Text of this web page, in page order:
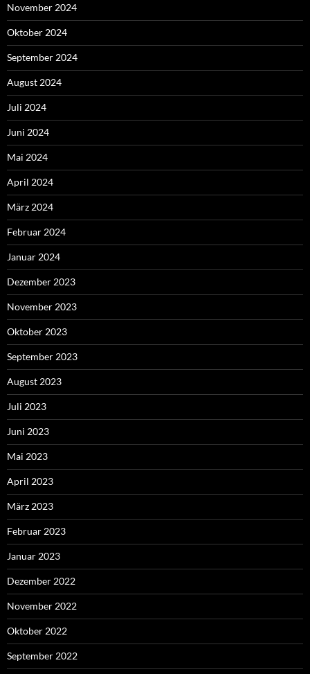
November 2024
Oktober 2024
September 2024
August 2024
Juli 2024
Juni 2024
Mai 2024
April 2024
März 2024
Februar 2024
Januar 2024
Dezember 2023
November 2023
Oktober 2023
September 2023
August 2023
Juli 2023
Juni 2023
Mai 2023
April 2023
März 2023
Februar 2023
Januar 2023
Dezember 2022
November 2022
Oktober 2022
September 2022